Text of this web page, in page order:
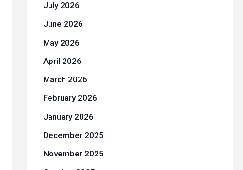
July 2026
June 2026
May 2026
April 2026
March 2026
February 2026
January 2026
December 2025
November 2025